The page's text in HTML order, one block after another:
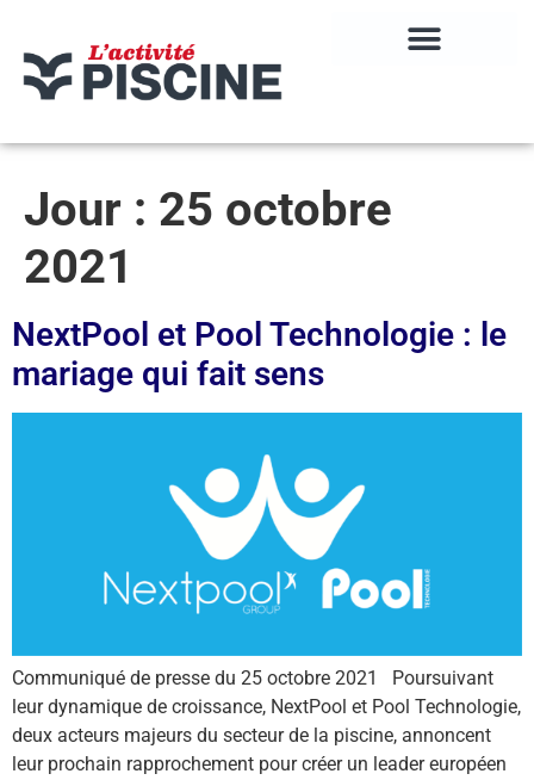
Jour : 25 octobre
2021
NextPool et Pool Technologie : le
mariage qui fait sens
Communiqué de presse du 25 octobre 2021 Poursuivant
leur dynamique de croissance, NextPool et Pool Technologie,
deux acteurs majeurs du secteur de la piscine, annoncent
leur prochain rapprochement pour créer un leader européen